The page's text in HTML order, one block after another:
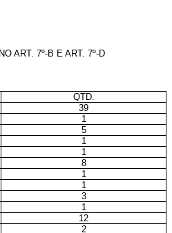
ART. 7º-B E ART. 7º-D
QTD.
39
1
5
1
1
8
1
1
3
1
12
2